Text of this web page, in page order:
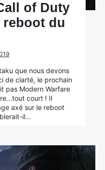
of Duty
reboot du
que nous devons
de clarté, le prochain
pas Modern Warfare
court ! Il
axé sur le reboot
il...